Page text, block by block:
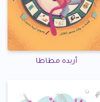
أريده مطاطا